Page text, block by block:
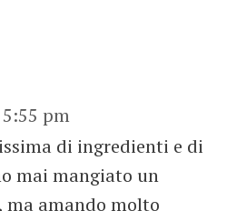
pm
di ingredienti e di
mai mangiato un
amando molto